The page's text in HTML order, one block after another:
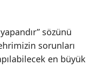
sözünü
sorunları
en büyük